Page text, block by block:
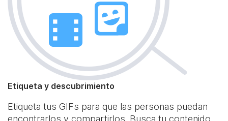
Etiqueta y descubrimiento
Etiqueta tus GIFs para que las personas puedan
encontrarlos y compartirlos. Busca tu contenido